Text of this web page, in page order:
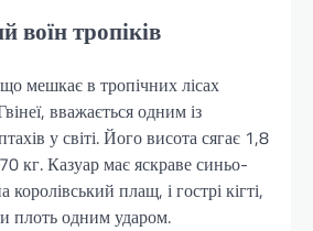
воїн тропіків
мешкає в тропічних лісах
вважається одним із
у світі. Його висота сягає 1,8
кг. Казуар має яскраве синьо-
королівський плащ, і гострі кігті,
плоть одним ударом.